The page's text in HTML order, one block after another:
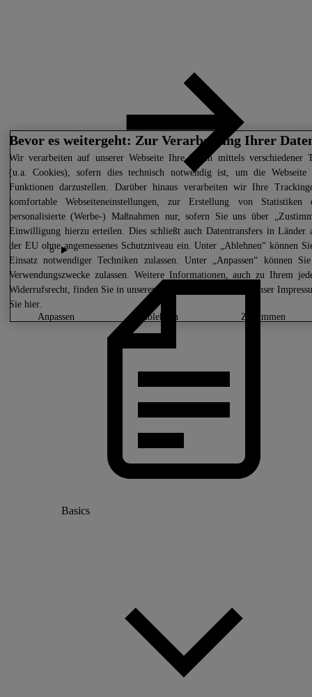
Basics
Bevor es weitergeht: Zur Verarbeitung Ihrer
Wirverarbeiten auf unserer Webseite Ihre Daten mittels verschiedener
(u.a. Cookies), sofern dies technisch notwendig ist, um die
Funktionen darzustellen. Darüber hinaus verarbeiten wir Ihre
komfortable Webseiteneinstellungen, zur Erstellung von
personalisierte (Werbe-) Maßnahmen nur, sofern Sie uns über
Einwilligung hierzu erteilen. Dies schließt auch Datentransfers in Länder
der EU ohne angemessenes Schutzniveau ein. Unter „Ablehnen“ können
Einsatz notwendiger Techniken zulassen. Unter „Anpassen“ können
Verwendungszwecke zulassen. Weitere Informationen, auch zu Ihrem
Widerrufsrecht, finden Sie in unseren
. Unser
Sie hier.
ablehnen
zustimmen
anpassen